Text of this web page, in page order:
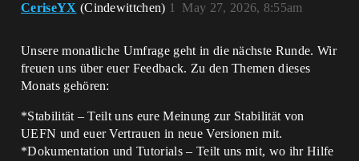
CeriseYX (Cindewittchen) May 27, 2026, 8:55am
1
Unsere monatliche Umfrage geht in die nächste Runde. Wir
freuen uns über euer Feedback. Zu den Themen dieses
Monats gehören:
*Stabilität – Teilt uns eure Meinung zur Stabilität von
UEFN und euer Vertrauen in neue Versionen mit.
*Dokumentation und Tutorials – Teilt uns mit, wo ihr Hilfe